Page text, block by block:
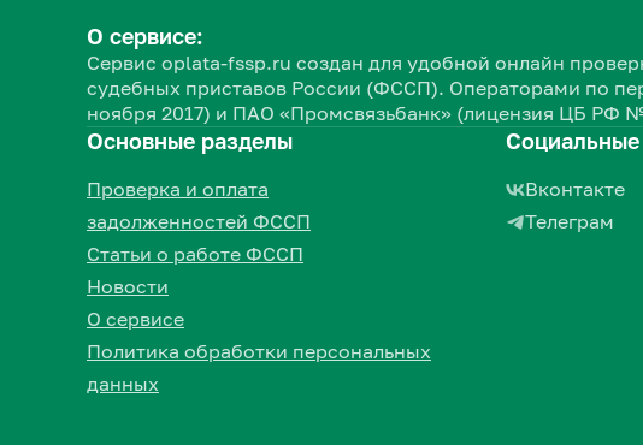
О сервисе:
Сервис oplata-fssp.ru создан для удобной онлайн
судебных приставов России (ФССП). Операторами по
ноября 2017) и ПАО «Промсвязьбанк» (лицензия ЦБ РФ
Основные разделы
Проверка и оплата
задолженностей ФССП
Статьи о работе ФССП
Новости
О сервисе
Политика обработки персональных
данных
Социальные
Вконтакте
Телеграм